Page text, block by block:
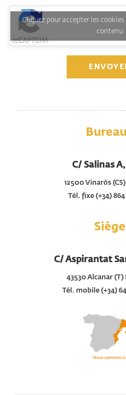
Cliquez pour accepter les
contenu
C/ Salinas A,
12500 Vinaròs
Tél. fixe (+34) 864
Siège
C/ Aspirantat
43530 Alcanar (T)
Tél. mobile (+34)